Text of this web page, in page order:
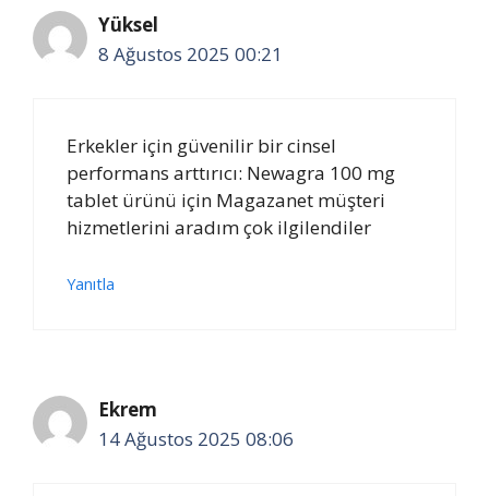
Yüksel
8 Ağustos 2025 00:21
Erkekler için güvenilir bir cinsel
performans arttırıcı: Newagra 100 mg
tablet ürünü için Magazanet müşteri
hizmetlerini aradım çok ilgilendiler
Yanıtla
Ekrem
14 Ağustos 2025 08:06